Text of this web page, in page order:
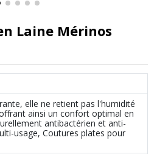
Laine Mérinos
elle ne retient pas l'humidité
ainsi un confort optimal en
antibactérien et anti-
usage, Coutures plates pour